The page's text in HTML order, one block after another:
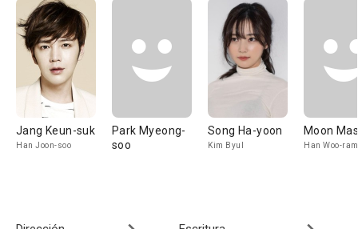
Jang Keun-suk
Han Joon-soo
Park Myeong-
soo
Song Ha-yoon
Kim Byul
Moon
Han Woo-ram